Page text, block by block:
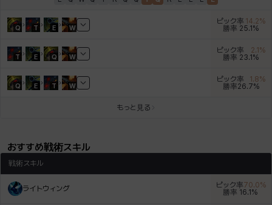
ピオロ フィオラ プリヤ
Q T E W
ピック率 14.2%
勝率 25.1%
T E Q W
ピック率 2.1%
勝率 23.1%
Q E T W
ピック率 1.8%
勝率26.7%
もっと見る
おすすめ戦術スキル
戦術スキル
ライトウィング ピック率70.0%
勝率 16.1 %